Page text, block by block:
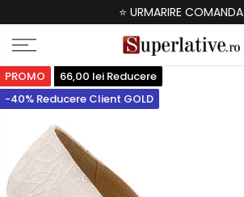
⭐ URMARIRE COMANDA
PROMO
66,00 lei Reducere
-40% Reducere Client GOLD